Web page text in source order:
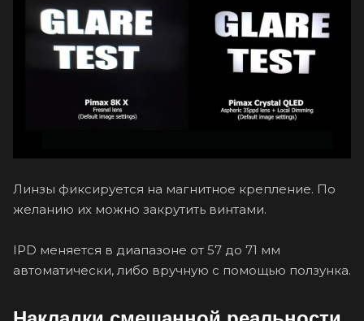
Линзы фиксируется на магнитное крепление. По
желанию их можно закрутить винтами.
IPD меняется в диапазоне от 57 до 71 мм
автоматически, либо вручную с помощью ползунка.